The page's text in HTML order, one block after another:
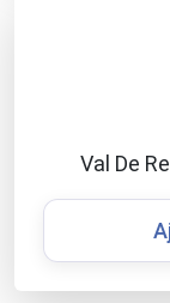
Val De